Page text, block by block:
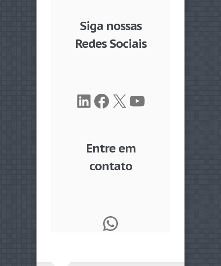
Siga nossas
Redes Sociais
LinkedIn
Facebook
X Youtube
Entre em
contato
WhatsApp